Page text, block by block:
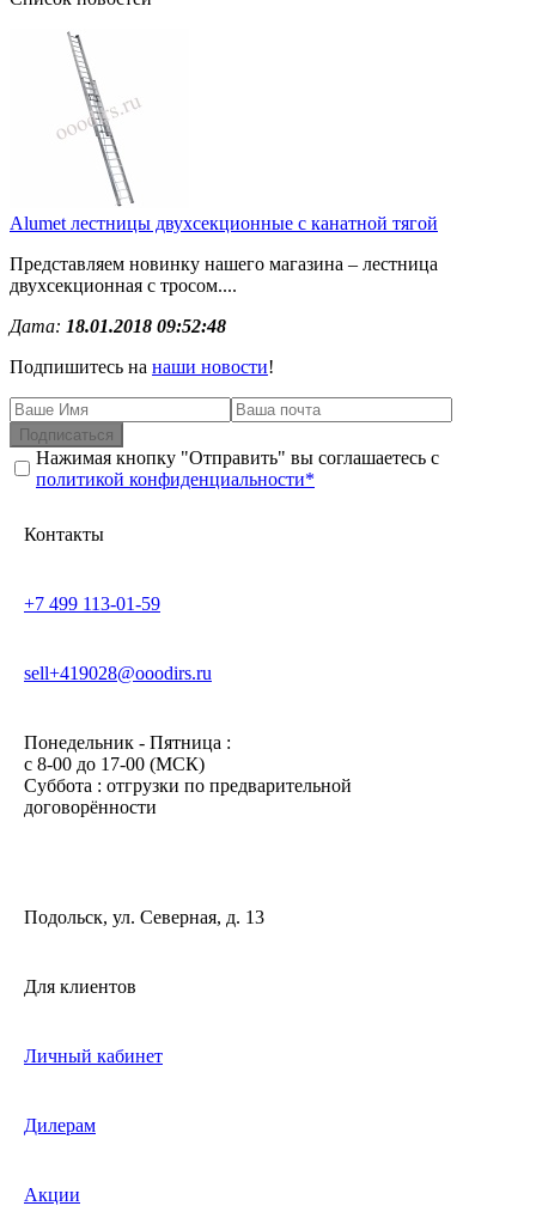
Alumet лестницы двухсекционные с канатной тягой
Представляем новинку нашего магазина – лестница
двухсекционная с тросом....
Дата: 18.01.2018 09:52:48
Подпишитесь на наши новости!
Подписаться
Нажимая кнопку "Отправить" вы соглашаетесь с
политикой конфиденциальности*
Контакты
+7 499 113-01-59
sell+419028@ooodirs.ru
Понедельник - Пятница :
c 8-00 до 17-00 (МСК)
Суббота : отгрузки по предварительной
договорённости
Подольск, ул. Северная, д. 13
Для клиентов
Личный кабинет
Дилерам
Акции